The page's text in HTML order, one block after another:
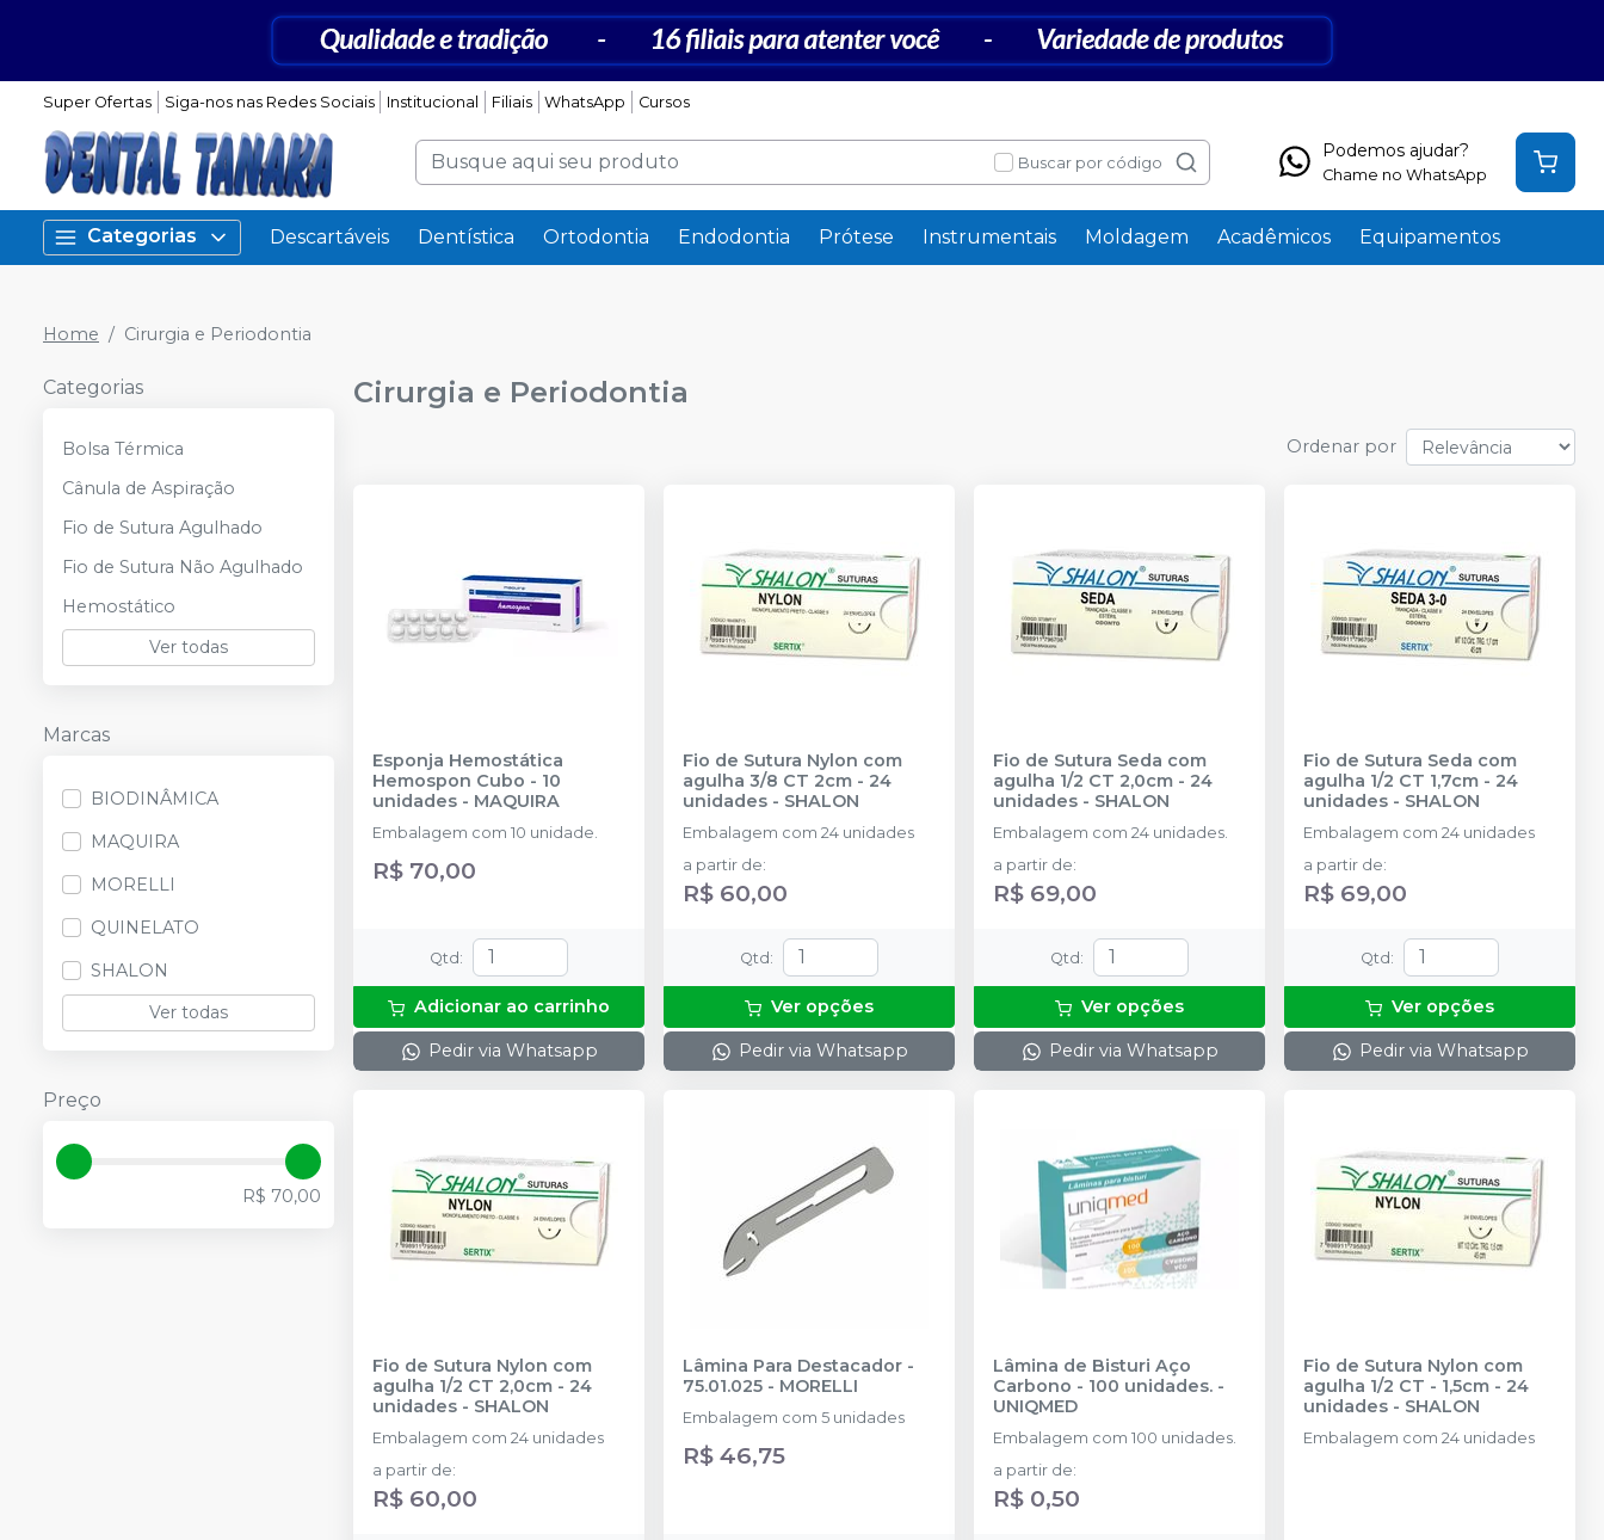
Super Ofertas Siga-nos nas Redes Sociais Institucional Filiais WhatsApp Cursos
Buscar por código
Podemos ajudar?
Chame no WhatsApp
Categorias Descartáveis Dentística Ortodontia Endodontia Prótese Instrumentais Moldagem Acadêmicos Equipamentos
Home Cirurgia e Periodontia
Categorias
Bolsa Térmica
Cânula de Aspiração
Fio de Sutura Agulhado
Fio de Sutura Não Agulhado
Hemostático
Ver todas
Marcas
BIODINÂMICA
MAQUIRA
MORELLI
QUINELATO
SHALON
Ver todas
Preço
R$ 70,00
Cirurgia e Periodontia
Ordenar por
Esponja Hemostática
Hemospon Cubo - 10
unidades - MAQUIRA
Embalagem com 10 unidade.
R$ 70,00
Qtd:
Adicionar ao carrinho
Pedir via Whatsapp
Fio de Sutura Nylon com
agulha 3/8 CT 2cm - 24
unidades - SHALON
Embalagem com 24 unidades
a partir de:
R$ 60,00
Qtd:
Ver opções
Pedir via Whatsapp
Fio de Sutura Seda com
agulha 1/2 CT 2,0cm - 24
unidades - SHALON
Embalagem com 24 unidades.
a partir de:
R$ 69,00
Qtd:
Ver opções
Pedir via Whatsapp
Fio de Sutura Seda com
agulha 1/2 CT 1,7cm - 24
unidades - SHALON
Embalagem com 24 unidades
a partir de:
R$ 69,00
Qtd:
Ver opções
Pedir via Whatsapp
Fio de Sutura Nylon com
agulha 1/2 CT 2,0cm - 24
unidades - SHALON
Embalagem com 24 unidades
a partir de:
R$ 60,00
Lâmina Para Destacador -
75.01.025 - MORELLI
Embalagem com 5 unidades
R$ 46,75
Lâmina de Bisturi Aço
Carbono - 100 unidades. -
UNIQMED
Embalagem com 100 unidades.
a partir de:
R$ 0,50
Fio de Sutura Nylon com
agulha 1/2 CT - 1,5cm - 24
unidades - SHALON
Embalagem com 24 unidades